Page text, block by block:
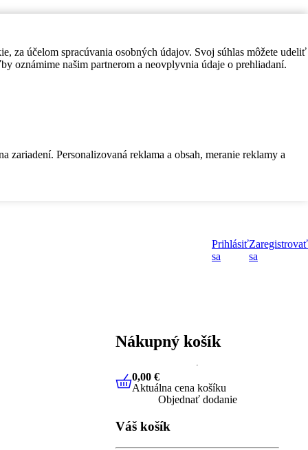
za účelom spracúvania osobných údajov. Svoj súhlas môžete udeliť
oznámime našim partnerom a neovplyvnia údaje o prehliadaní.
Personalizovaná reklama a obsah, meranie reklamy a
Prihlásiť
sa
Zaregistrovať
sa
Nákupný košík
0,00 €Aktuálna cena košíku
0,00 €
Aktuálna cena košíku
Objednať dodanie
Váš košík